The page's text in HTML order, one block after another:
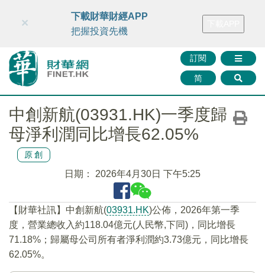
財華智庫網 FINTV FINMETA 財華證券 媒體矩陣
訂閱
简
×
下載財華財經APP
把握投資先機
中創新航(03931.HK)一季度歸
母淨利潤同比增長62.05%
原創
日期： 2026年4月30日 下午5:25
​【財華社訊】中創新航(03931.HK)公佈，2026年第一季
度，營業總收入約118.04億元(人民幣,下同)，同比增長
71.18%；歸屬母公司所有者淨利潤約3.73億元，同比增長
62.05%。